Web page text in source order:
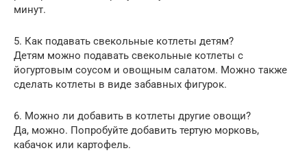
минут.
5. Как подавать свекольные котлеты детям?
Детям можно подавать свекольные котлеты с
йогуртовым соусом и овощным салатом. Можно также
сделать котлеты в виде забавных фигурок.
6. Можно ли добавить в котлеты другие овощи?
Да, можно. Попробуйте добавить тертую морковь,
кабачок или картофель.